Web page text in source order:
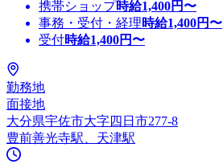
携帯ショップ時給1,400円〜
事務・受付・経理時給1,400円〜
受付時給1,400円〜
勤務地
面接地
大分県宇佐市大字四日市277-8
豊前善光寺駅、天津駅